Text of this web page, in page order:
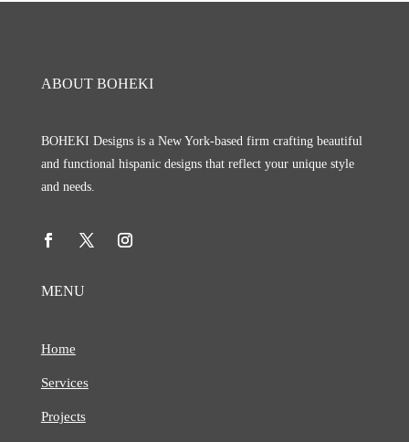
ABOUT BOHEKI
BOHEKI Designs is a New York-based firm crafting beautiful
and functional hispanic designs that reflect your unique style
and needs.
MENU
Home
Services
Projects